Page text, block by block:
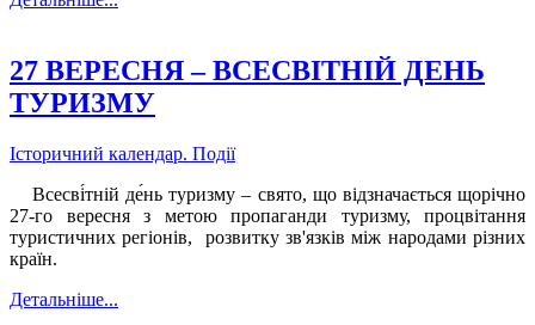
27 ВЕРЕСНЯ – ВСЕСВІТНІЙ ДЕНЬ
ТУРИЗМУ
Історичний календар. Події
Всесві́тній де́нь туризму – свято, що відзначається щорічно
27-го вересня з метою пропаганди туризму, процвітання
туристичних регіонів, розвитку зв'язків між народами різних
країн.
Детальніше...